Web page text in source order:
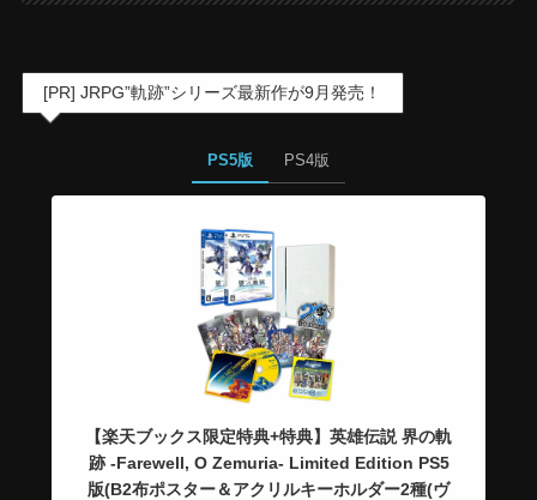
[PR] JRPG”軌跡”シリーズ最新作が9月発売！
PS5版 PS4版
【楽天ブックス限定特典+特典】英雄伝説 界の軌
跡 -Farewell, O Zemuria- Limited Edition PS5
版(B2布ポスター＆アクリルキーホルダー2種(ヴ